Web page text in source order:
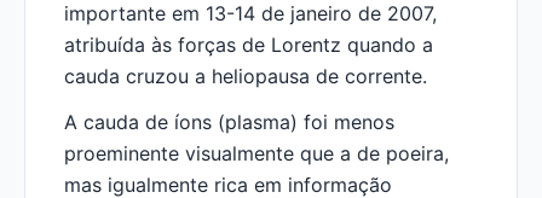
importante em 13-14 de janeiro de 2007,
atribuída às forças de Lorentz quando a
cauda cruzou a heliopausa de corrente.
A cauda de íons (plasma) foi menos
proeminente visualmente que a de poeira,
mas igualmente rica em informação